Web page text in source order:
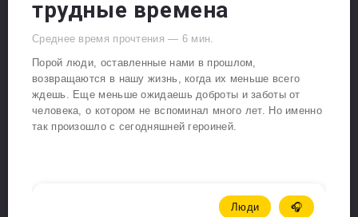
трудные времена
Среднее время прочтения — 6 мин.
Порой люди, оставленные нами в прошлом,
возвращаются в нашу жизнь, когда их меньше всего
ждешь. Еще меньше ожидаешь доброты и заботы от
человека, о котором не вспоминал много лет. Но именно
так произошло с сегодняшней героиней.
Люди 🎧